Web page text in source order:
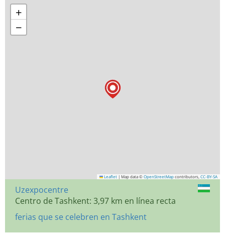
+
−
Leaflet | Map data © OpenStreetMap contributors, CC-BY-SA
Uzexpocentre
Centro de Tashkent: 3,97 km en línea recta
ferias que se celebren en Tashkent